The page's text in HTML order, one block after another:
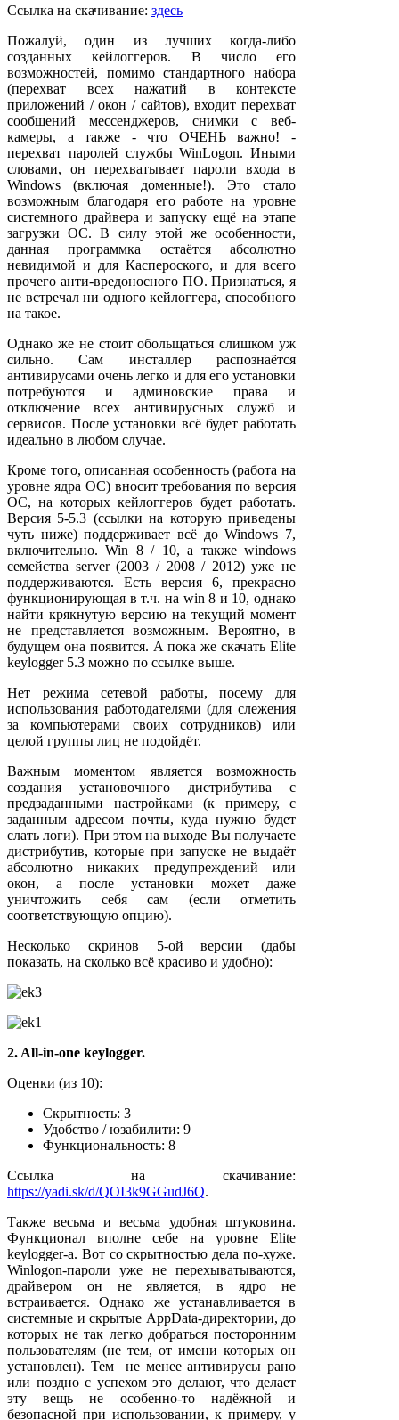
Ссылка на скачивание: здесь
Пожалуй, один из лучших когда-либо
созданных кейлоггеров. В число его
возможностей, помимо стандартного набора
(перехват всех нажатий в контексте
приложений / окон / сайтов), входит перехват
сообщений мессенджеров, снимки с веб-
камеры, а также - что ОЧЕНЬ важно! -
перехват паролей службы WinLogon. Иными
словами, он перехватывает пароли входа в
Windows (включая доменные!). Это стало
возможным благодаря его работе на уровне
системного драйвера и запуску ещё на этапе
загрузки ОС. В силу этой же особенности,
данная программка остаётся абсолютно
невидимой и для Каспероского, и для всего
прочего анти-вредоносного ПО. Признаться, я
не встречал ни одного кейлоггера, способного
на такое.
Однако же не стоит обольщаться слишком уж
сильно. Сам инсталлер распознаётся
антивирусами очень легко и для его установки
потребуются и админовские права и
отключение всех антивирусных служб и
сервисов. После установки всё будет работать
идеально в любом случае.
Кроме того, описанная особенность (работа на
уровне ядра ОС) вносит требования по версия
ОС, на которых кейлоггеров будет работать.
Версия 5-5.3 (ссылки на которую приведены
чуть ниже) поддерживает всё до Windows 7,
включительно. Win 8 / 10, а также windows
семейства server (2003 / 2008 / 2012) уже не
поддерживаются. Есть версия 6, прекрасно
функционирующая в т.ч. на win 8 и 10, однако
найти крякнутую версию на текущий момент
не представляется возможным. Вероятно, в
будущем она появится. А пока же скачать Elite
keylogger 5.3 можно по ссылке выше.
Нет режима сетевой работы, посему для
использования работодателями (для слежения
за компьютерами своих сотрудников) или
целой группы лиц не подойдёт.
Важным моментом является возможность
создания установочного дистрибутива с
предзаданными настройками (к примеру, с
заданным адресом почты, куда нужно будет
слать логи). При этом на выходе Вы получаете
дистрибутив, которые при запуске не выдаёт
абсолютно никаких предупреждений или
окон, а после установки может даже
уничтожить себя сам (если отметить
соответствующую опцию).
Несколько скринов 5-ой версии (дабы
показать, на сколько всё красиво и удобно):
2. All-in-one keylogger.
Оценки (из 10):
Скрытность: 3
Удобство / юзабилити: 9
Функциональность: 8
Ссылка на скачивание:
https://yadi.sk/d/QOI3k9GGudJ6Q.
Также весьма и весьма удобная штуковина.
Функционал вполне себе на уровне Elite
keylogger-а. Вот со скрытностью дела по-хуже.
Winlogon-пароли уже не перехыватываются,
драйвером он не является, в ядро не
встраивается. Однако же устанавливается в
системные и скрытые AppData-директории, до
которых не так легко добраться посторонним
пользователям (не тем, от имени которых он
установлен). Тем не менее антивирусы рано
или поздно с успехом это делают, что делает
эту вещь не особенно-то надёжной и
безопасной при использовании, к примеру, у